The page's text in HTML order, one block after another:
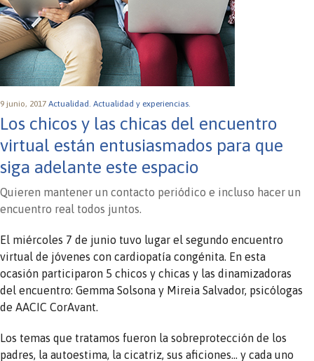
9 junio, 2017 Actualidad. Actualidad y experiencias.
Los chicos y las chicas del encuentro
virtual están entusiasmados para que
siga adelante este espacio
Quieren mantener un contacto periódico e incluso hacer un
encuentro real todos juntos.
El miércoles 7 de junio tuvo lugar el segundo encuentro
virtual de jóvenes con cardiopatía congénita. En esta
ocasión participaron 5 chicos y chicas y las dinamizadoras
del encuentro: Gemma Solsona y Mireia Salvador, psicólogas
de AACIC CorAvant.
Los temas que tratamos fueron la sobreprotección de los
padres, la autoestima, la cicatriz, sus aficiones… y cada uno